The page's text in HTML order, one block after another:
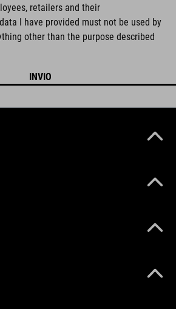
retailers and their
I have provided must not be used by
other than the purpose described